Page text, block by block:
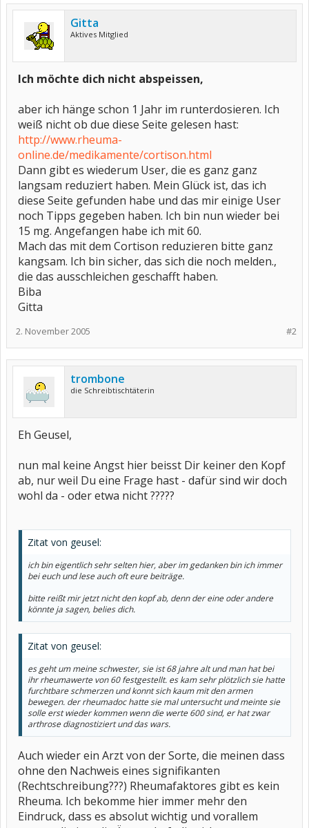
Gitta
Aktives Mitglied
Ich möchte dich nicht abspeissen,
aber ich hänge schon 1 Jahr im runterdosieren. Ich
weiß nicht ob due diese Seite gelesen hast:
http://www.rheuma-
online.de/medikamente/cortison.html
Dann gibt es wiederum User, die es ganz ganz
langsam reduziert haben. Mein Glück ist, das ich
diese Seite gefunden habe und das mir einige User
noch Tipps gegeben haben. Ich bin nun wieder bei
15 mg. Angefangen habe ich mit 60.
Mach das mit dem Cortison reduzieren bitte ganz
kangsam. Ich bin sicher, das sich die noch melden.,
die das ausschleichen geschafft haben.
Biba
Gitta
#2
2. November 2005
trombone
die Schreibtischtäterin
Eh Geusel,
nun mal keine Angst hier beisst Dir keiner den Kopf
ab, nur weil Du eine Frage hast - dafür sind wir doch
wohl da - oder etwa nicht ?????
Zitat von geusel:
ich bin eigentlich sehr selten hier, aber im gedanken bin ich immer
bei euch und lese auch oft eure beiträge.
bitte reißt mir jetzt nicht den kopf ab, denn der eine oder andere
könnte ja sagen, belies dich.
Zitat von geusel:
es geht um meine schwester, sie ist 68 jahre alt und man hat bei
ihr rheumawerte von 60 festgestellt. es kam sehr plötzlich sie hatte
furchtbare schmerzen und konnt sich kaum mit den armen
bewegen. der rheumadoc hatte sie mal untersucht und meinte sie
solle erst wieder kommen wenn die werte 600 sind, er hat zwar
arthrose diagnostiziert und das wars.
Auch wieder ein Arzt von der Sorte, die meinen dass
ohne den Nachweis eines signifikanten
(Rechtschreibung???) Rheumafaktores gibt es kein
Rheuma. Ich bekomme hier immer mehr den
Eindruck, dass es absolut wichtig und vorallem